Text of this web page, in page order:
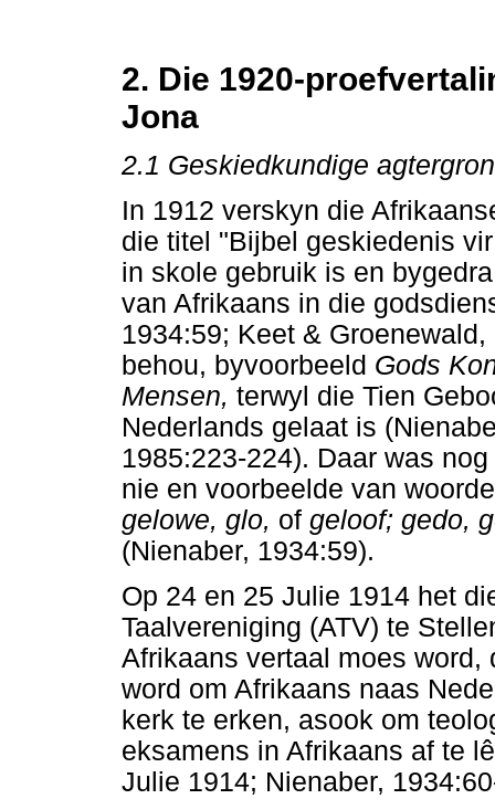
2. Die 1920-
Jona
2.1 Geskiedkundige
In 1912 verskyn die
die titel "Bijbel geskiedenis
in skole gebruik is en
van Afrikaans in die
1934:59; Keet &
behou, byvoorbeeld Gods
Mensen, terwyl die Tien
Nederlands gelaat is
1985:223-224). Daar was
nie en voorbeelde van
gelowe, glo, of geloof; gedo,
(Nienaber, 1934:59).
Op 24 en 25 Julie 1914 het
Taalvereniging (ATV) te
Afrikaans vertaal moes
word om Afrikaans naas
kerk te erken, asook om
eksamens in Afrikaans af te
Julie 1914; Nienaber,